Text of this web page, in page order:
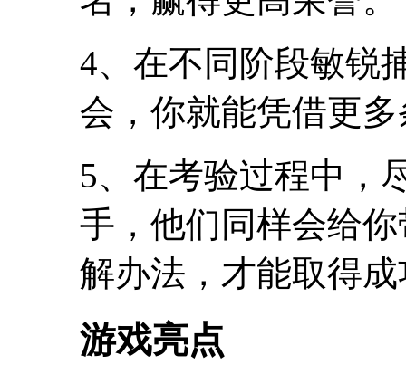
4、在不同阶段敏锐
会，你就能凭借更
5、在考验过程中，
手，他们同样会给
解办法，才能取得
游戏亮点